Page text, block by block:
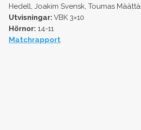
Hedell, Joakim Svensk, Toumas Määttä
Utvisningar: VBK 3×10
Hörnor: 14-11
Matchrapport